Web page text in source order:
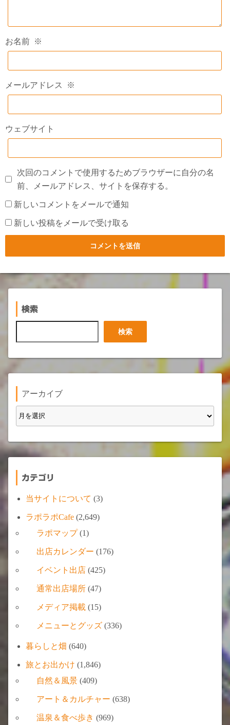
お名前 ※
メールアドレス ※
ウェブサイト
次回のコメントで使用するためブラウザーに自分の名
前、メールアドレス、サイトを保存する。
新しいコメントをメールで通知
新しい投稿をメールで受け取る
検索
索
検索
アーカイブ
カテゴリ
当サイトについて (3)
ラポラポCafe (2,649)
ラポマップ(1)
出店カレンダー (176)
イベント出店 (425)
通常出店場所 (47)
メディア掲載 (15)
メニューとグッズ (336)
暮らしと畑 (640)
旅とお出かけ (1,846)
自然＆風景 (409)
アート＆カルチャー (638)
温泉＆食べ歩き (969)